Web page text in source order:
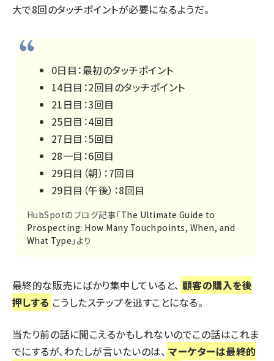
大で8回のタッチポイントが必要になるようだ。
0日目：最初のタッチポイント
14日目：2回目のタッチポイント
21日目：3回目
25日目：4回目
27日目：5回目
28一目：6回目
29日目（朝）：7回目
29日目（午後）：8回目
HubSpotのブログ記事「The Ultimate Guide to
Prospecting: How Many Touchpoints, When, and
What Type 」より
最終的な販売にばかり集中していると、 顧客の購入を後
押しする こうしたステップを逃すことになる。
当たり前の話に聞こえるかもしれないのでこの話はこれま
でにするが、わたしが言いたいのは、 マーケターは最終的